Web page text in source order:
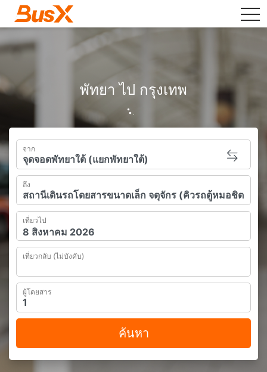
พัทยา ไป กรุงเทพ
จาก
ถึง
เที่ยวไป
เที่ยวกลับ (ไม่บังคับ)
ผู้โดยสาร
ค้นหา